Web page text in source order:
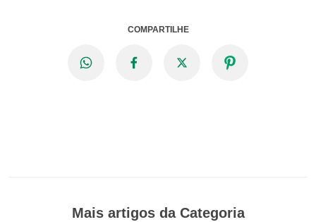
COMPARTILHE
Mais artigos da Categoria